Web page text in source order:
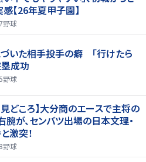
【26年夏甲子園】
野球
いた相手投手の癖 「行けたら
成功
野球
どころ】大分商のエースで主将の
が、センバツ出場の日本文理・
激突！
野球